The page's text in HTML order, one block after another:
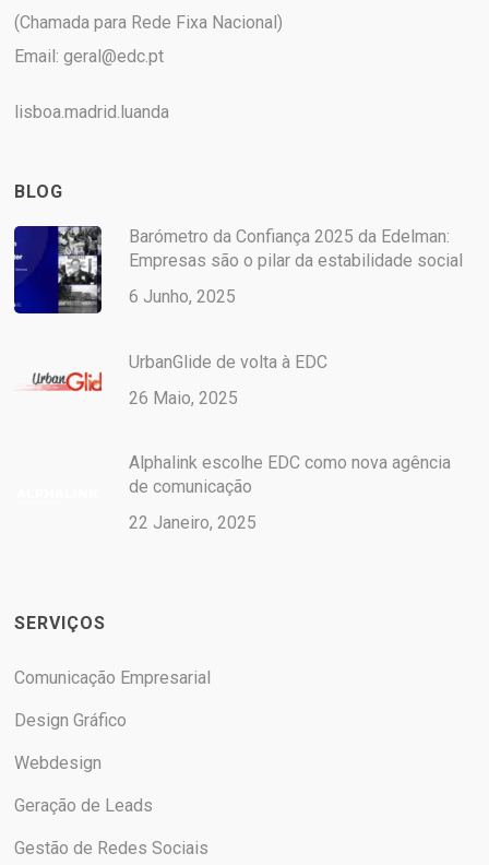
(Chamada para Rede Fixa Nacional)
Email:geral@edc.pt
lisboa.madrid.luanda
BLOG
Barómetro da Confiança 2025 da Edelman:
Empresas são o pilar da estabilidade social
6 Junho, 2025
UrbanGlide de volta à EDC
26 Maio, 2025
Alphalink escolhe EDC como nova agência
de comunicação
22 Janeiro, 2025
SERVIÇOS
Comunicação Empresarial
Design Gráfico
Webdesign
Geração de Leads
Gestão de Redes Sociais